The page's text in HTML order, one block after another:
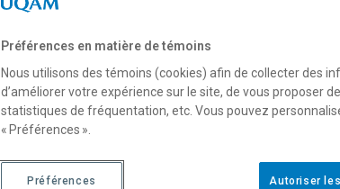
CODE
Préférences en matière de témoins
Nous utilisons des témoins (cookies) afin de collecter des
d’améliorer votre expérience sur le site, de vous proposer
statistiques de fréquentation, etc. Vous pouvez
« Préférences ».
Autoriser
Préférences